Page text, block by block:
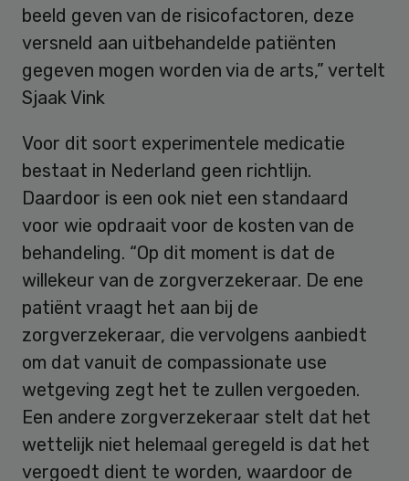
beeld geven van de risicofactoren, deze
versneld aan uitbehandelde patiënten
gegeven mogen worden via de arts,” vertelt
Sjaak Vink
Voor dit soort experimentele medicatie
bestaat in Nederland geen richtlijn.
Daardoor is een ook niet een standaard
voor wie opdraait voor de kosten van de
behandeling. “Op dit moment is dat de
willekeur van de zorgverzekeraar. De ene
patiënt vraagt het aan bij de
zorgverzekeraar, die vervolgens aanbiedt
om dat vanuit de compassionate use
wetgeving zegt het te zullen vergoeden.
Een andere zorgverzekeraar stelt dat het
wettelijk niet helemaal geregeld is dat het
vergoedt dient te worden, waardoor de